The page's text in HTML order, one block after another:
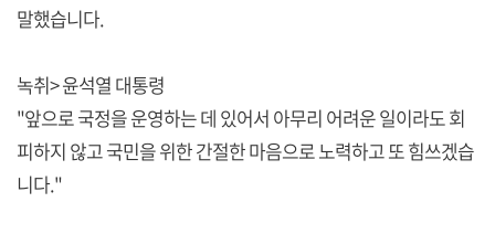
말했습니다.
녹취> 윤석열 대통령
"앞으로 국정을 운영하는 데 있어서 아무리 어려운 일이라도 회
피하지 않고 국민을 위한 간절한 마음으로 노력하고 또 힘쓰겠습
니다."